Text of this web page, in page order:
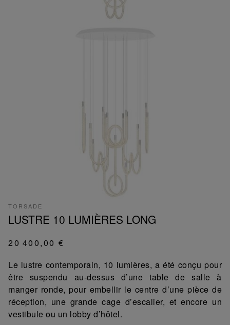
TORSADE
LUSTRE 10 LUMIÈRES LONG
20 400,00 €
Le lustre contemporain, 10 lumières, a été conçu pour
être suspendu au-dessus d’une table de salle à
manger ronde, pour embellir le centre d’une pièce de
réception, une grande cage d’escalier, et encore un
vestibule ou un lobby d’hôtel.